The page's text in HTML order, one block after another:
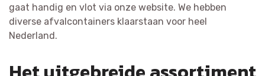
gaat handig en vlot via onze website. We hebben
diverse afvalcontainers klaarstaan voor heel
Nederland.